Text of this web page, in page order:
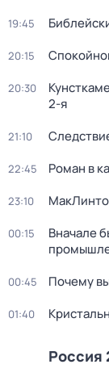
19:45
20:15
20:30
2-я
21:10
22:45 Роман в
23:10
00:15
Вначале
00:45 Почему
01:40
Россия